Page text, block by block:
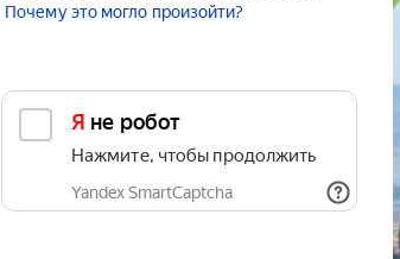
Почему это могло произойти?
Я не робот
Нажмите, чтобы продолжить
Yandex SmartCaptcha